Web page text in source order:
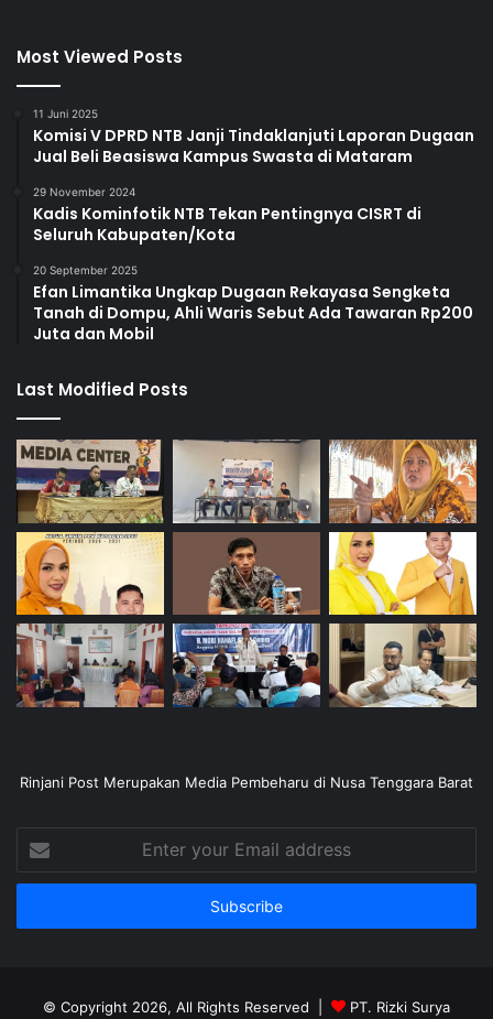
Most Viewed Posts
11 Juni 2025
Komisi V DPRD NTB Janji Tindaklanjuti Laporan Dugaan
Jual Beli Beasiswa Kampus Swasta di Mataram
29 November 2024
Kadis Kominfotik NTB Tekan Pentingnya CISRT di
Seluruh Kabupaten/Kota
20 September 2025
Efan Limantika Ungkap Dugaan Rekayasa Sengketa
Tanah di Dompu, Ahli Waris Sebut Ada Tawaran Rp200
Juta dan Mobil
Last Modified Posts
Rinjani Post Merupakan Media Pembeharu di Nusa Tenggara Barat
your
Email
© Copyright 2026, All Rights Reserved | PT. Rizki Surya